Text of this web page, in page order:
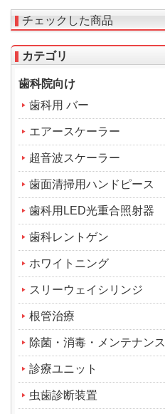
チェックした商品
カテゴリ
歯科院向け
歯科用 バー
エアースケーラー
超音波スケーラー
歯面清掃用ハンドピース
歯科用LED光重合照射器
歯科レントゲン
ホワイトニング
スリーウェイシリンジ
根管治療
除菌・消毒・メンテナンス
診療ユニット
虫歯診断装置